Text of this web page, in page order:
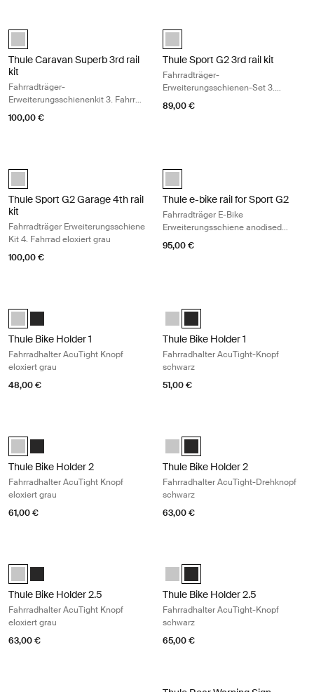
anodised (selected)
Thule Caravan Superb 3rd rail
kit
Fahrradträger-
Erweiterungsschienenkit 3. Fahrrad
grau eloxiert
100,00 €
anodised (selected)
Thule Sport G2 3rd rail kit
Fahrradträger-
Erweiterungsschienen-Set 3.
Fahrrad eloxiert grau
89,00 €
anodised (selected)
Thule Sport G2 Garage 4th rail
kit
Fahrradträger Erweiterungsschiene
Kit 4. Fahrrad eloxiert grau
100,00 €
anodised (selected)
Thule e-bike rail for Sport G2
Fahrradträger E-Bike
Erweiterungsschiene anodised
gray
95,00 €
Thule Bike Holder 1 with AcuTight Knob Eloxiert (selected)
Thule Bike Holder 1 with AcuTight Knob Anthrazit
Thule Bike Holder 1
Fahrradhalter AcuTight Knopf
eloxiert grau
48,00 €
Thule Bike Holder 1 with
Thule Bike Holder 1 with
Thule Bike Holder 1
Fahrradhalter AcuTight-Knopf
schwarz
51,00 €
Thule Bike Holder 2 with AcuTight Knob Eloxiert (selected)
Thule Bike Holder 2 with AcuTight Knob Anthrazit
Thule Bike Holder 2
Fahrradhalter AcuTight Knopf
eloxiert grau
61,00 €
Thule Bike Holder 2 with
Thule Bike Holder 2 with
Thule Bike Holder 2
Fahrradhalter AcuTight-Drehknopf
schwarz
63,00 €
Thule Bike Holder 2.5 with AcuTight Knob Eloxiert (selected)
Thule Bike Holder 2.5 with AcuTight Knob Anthrazit
Thule Bike Holder 2.5
Fahrradhalter AcuTight Knopf
eloxiert grau
63,00 €
Thule Bike Holder 2.5 with
Thule Bike Holder 2.5 with
Thule Bike Holder 2.5
Fahrradhalter AcuTight-Knopf
schwarz
65,00 €